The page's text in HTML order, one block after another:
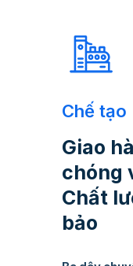
Chế tạo
Giao
chóng
Chất
bảo